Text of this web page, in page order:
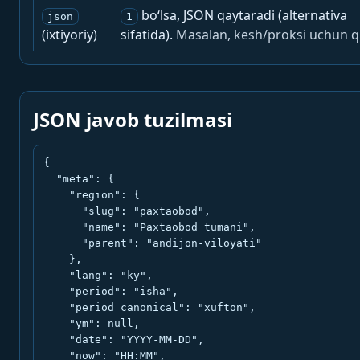
json
(ixtiyoriy)
1
bo‘lsa, JSON qaytaradi (alternativa
sifatida). Masalan, kesh/proksi uchun
JSON javob tuzilmasi
{
  "meta": {
    "region": {
      "slug": "paxtaobod",
      "name": "Paxtaobod tumani",
      "parent": "andijon-viloyati"
    },
    "lang": "ky",
    "period": "isha",
    "period_canonical": "xufton",
    "ym": null,
    "date": "YYYY-MM-DD",
    "now": "HH:MM",